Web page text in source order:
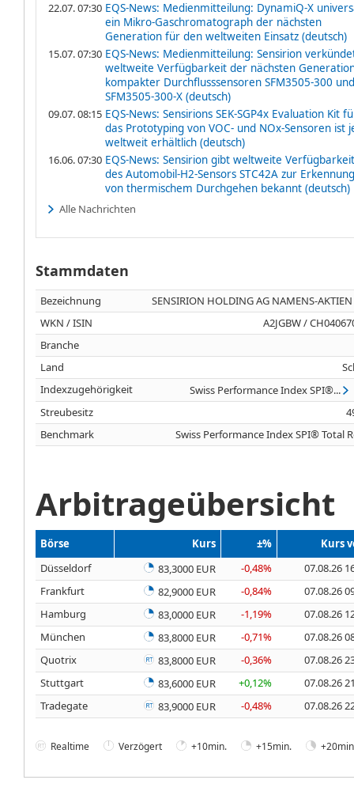
22.07. 07:30 EQS-News: Medienmitteilung: DynamiQ-X
ein Mikro-Gaschromatograph der nächsten
Generation für den weltweiten Einsatz (deutsch)
15.07. 07:30 EQS-News: Medienmitteilung: Sensirion
weltweite Verfügbarkeit der nächsten
kompakter Durchflusssensoren SFM3505-300 und
SFM3505-300-X (deutsch)
09.07. 08:15 EQS-News: Sensirions SEK-SGP4x Evaluation Kit
das Prototyping von VOC- und NOx-Sensoren ist
weltweit erhältlich (deutsch)
16.06. 07:30 EQS-News: Sensirion gibt weltweite Verfügbarkeit
des Automobil-H2-Sensors STC42A zur Erkennung
von thermischem Durchgehen bekannt (deutsch)
Alle Nachrichten
Stammdaten
Bezeichnung
SENSIRION HOLDING AG NAMENS-AKTIEN
WKN / ISIN
A2JGBW /
Branche
Land
Indexzugehörigkeit
Swiss Performance Index SPI®...
Streubesitz
Benchmark
Swiss Performance Index SPI® Total
Arbitrageübersicht
Börse Kurs ±%
Kurs
Düsseldorf
83,3000 EUR -0,48%
07.08.26
Frankfurt
82,9000 EUR -0,84%
07.08.26
Hamburg
83,0000 EUR -1,19%
07.08.26
München
83,8000 EUR -0,71%
07.08.26
Quotrix
83,8000 EUR -0,36%
07.08.26
Stuttgart
83,6000 EUR +0,12%
07.08.26
Tradegate
83,9000 EUR -0,48% 07.08.26
Realtime Verzögert +10min. +15min.